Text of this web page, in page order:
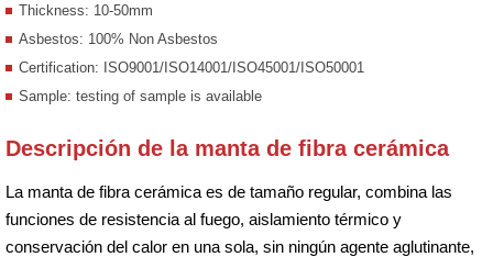
Thickness: 10-50mm
Asbestos: 100% Non Asbestos
Certification: ISO9001/ISO14001/ISO45001/ISO50001
Sample: testing of sample is available
Descripción de la manta de fibra cerámica
La manta de fibra cerámica es de tamaño regular, combina las
funciones de resistencia al fuego, aislamiento térmico y
conservación del calor en una sola, sin ningún agente aglutinante,